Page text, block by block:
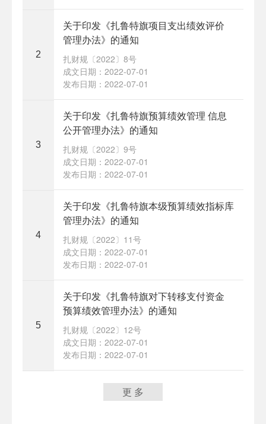
2
关于印发《扎鲁特旗项目支出绩效评价
管理办法》的通知
扎财规〔2022〕8号
成文日期：2022-07-01
发布日期：2022-07-01
3
关于印发《扎鲁特旗预算绩效管理 信息
公开管理办法》的通知
扎财规〔2022〕9号
成文日期：2022-07-01
发布日期：2022-07-01
4
关于印发《扎鲁特旗本级预算绩效指标库
管理办法》的通知
扎财规〔2022〕11号
成文日期：2022-07-01
发布日期：2022-07-01
5
关于印发《扎鲁特旗对下转移支付资金
预算绩效管理办法》的通知
扎财规〔2022〕12号
成文日期：2022-07-01
发布日期：2022-07-01
更 多